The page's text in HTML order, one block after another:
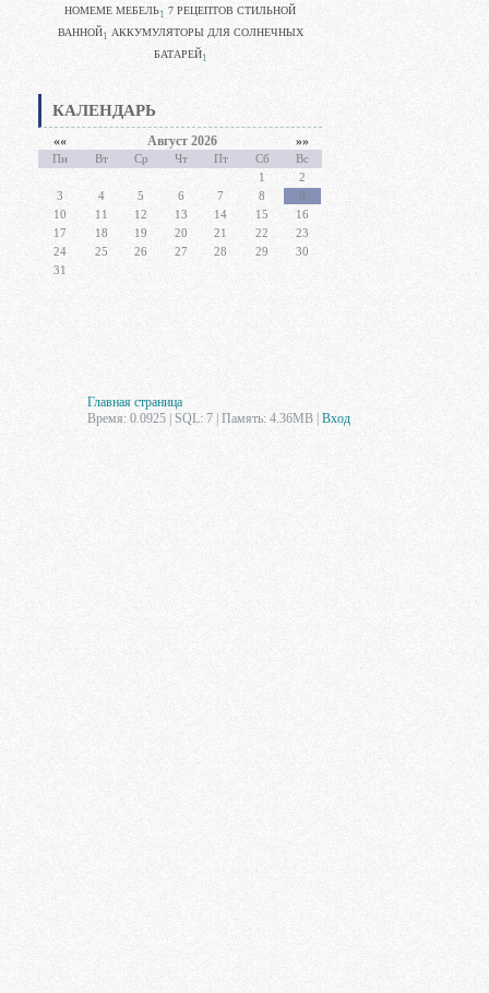
HOMEME МЕБЕЛЬ1 7 РЕЦЕПТОВ СТИЛЬНОЙ
ВАННОЙ1 АККУМУЛЯТОРЫ ДЛЯ СОЛНЕЧНЫХ
БАТАРЕЙ1
КАЛЕНДАРЬ
«« Август 2026 »»
Пн Вт Ср Чт Пт Сб
Вс
1
2
3
4 5 6 7 8
9
10
11 12 13 14 15
16
17
18 19 20 21 22
23
24
25 26 27 28 29
30
31
Главная страница
Время: 0.0925 | SQL: 7 | Память: 4.36MB Вход